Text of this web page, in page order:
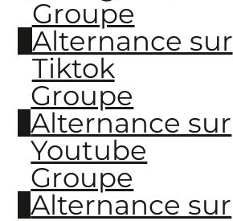
Groupe
Alternance sur
Tiktok
Groupe
Alternance sur
Youtube
Groupe
Alternance sur